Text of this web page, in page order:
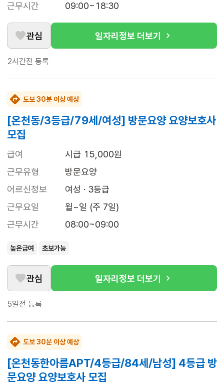
근무시간
09:00~18:30
관심 일자리정보 더보기
2시간전 등록
도보 30분 이상 예상
[온천동/3등급/79세/여성] 방문요양 요양보호사
모집
급여
시급 15,000원
근무유형
방문요양
어르신정보
여성 · 3등급
근무요일
월~일 (주 7일)
근무시간
08:00~09:00
높은급여 초보가능
관심 일자리정보 더보기
5일전 등록
도보 30분 이상 예상
[온천동한아름APT/4등급/84세/남성] 4등급 방
문요양 요양보호사 모집